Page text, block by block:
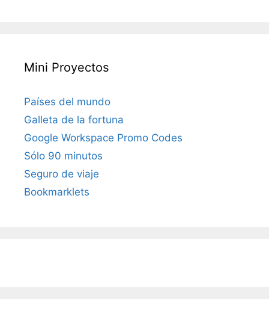
Mini Proyectos
Países del mundo
Galleta de la fortuna
Google Workspace Promo Codes
Sólo 90 minutos
Seguro de viaje
Bookmarklets